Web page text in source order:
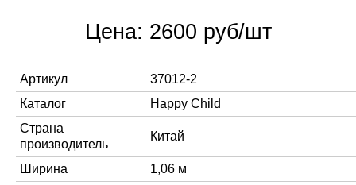
Цена: 2600 руб/шт
Артикул
37012-2
Каталог
Happy Child
Страна
производитель
Китай
Ширина
1,06 м